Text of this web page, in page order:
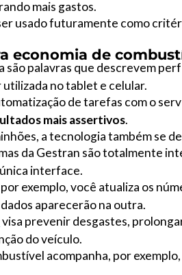
mais gastos.
usado futuramente como
economia de
são palavras que descrevem
utilizada no tablet e celular.
de tarefas com o
mais assertivos.
a tecnologia também se
da Gestran são totalmente
interface.
exemplo, você atualiza os
aparecerão na outra.
visa prevenir desgastes,
do veículo.
acompanha, por